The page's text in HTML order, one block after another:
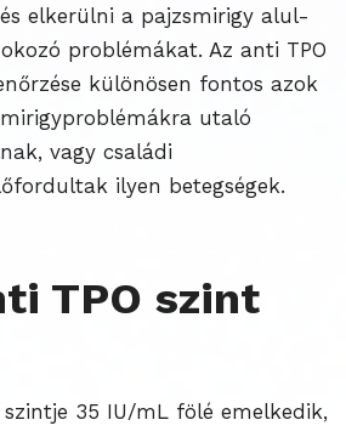
elkerülni a pajzsmirigy alul-
problémákat. Az anti TPO
különösen fontos azok
utaló
vagy családi
ilyen betegségek.
TPO szint
35 IU/mL fölé emelkedik,